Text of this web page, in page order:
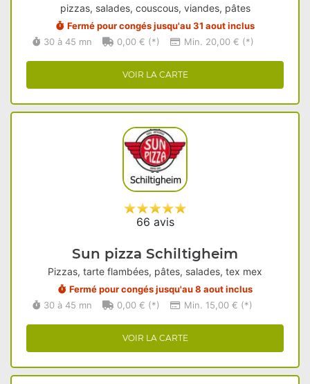
pizzas, salades, couscous, viandes, pâtes
Fermé pour congés jusqu'au 31 aout inclus
30 à 45 mn
0,00 € (*) Min. 20,00 € (*)
VOIR LA CARTE
66 avis
Sun pizza Schiltigheim
Pizzas, tarte flambées, pâtes, salades, tex mex
Fermé pour congés jusqu'au 8 aout inclus
30 à 45 mn
0,00 € (*) Min. 15,00 € (*)
VOIR LA CARTE